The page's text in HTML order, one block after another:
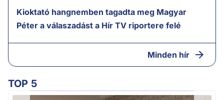
Kioktató hangnemben tagadta meg Magyar
Péter a válaszadást a Hír TV riportere felé
Minden hír
TOP 5